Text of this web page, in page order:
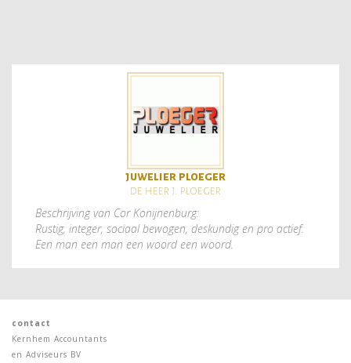
juwelier ploeger
de heer j. ploeger
Beschrijving van Cor Konijnenburg:
Rustig, integer, sociaal bewogen, deskundig en pro actief.
Een man een man een woord een woord.
contact
Kernhem Accountants
en Adviseurs BV